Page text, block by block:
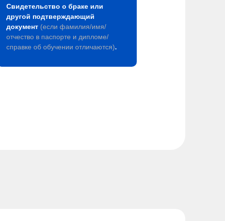
Свидетельство о браке или
другой подтверждающий
документ (если фамилия/имя/
отчество в паспорте и дипломе/
справке об обучении отличаются).